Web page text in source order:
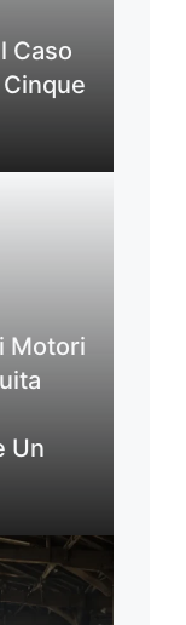
Caso
Cinque
Motori
Un